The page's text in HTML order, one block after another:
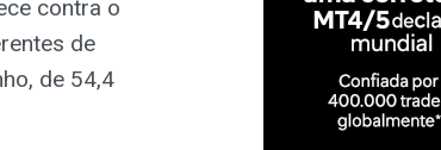
contra o
de
de 54,4